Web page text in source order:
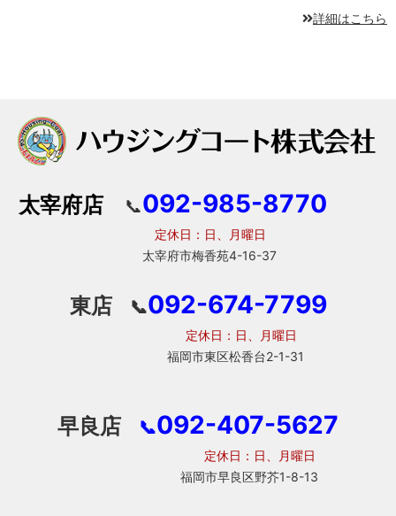
詳細はこちら
太宰府店 📞092-985-8770
定休日：日、月曜日
太宰府市梅香苑4-16-37
東店 📞092-674-7799
定休日：日、月曜日
福岡市東区松香台2-1-31
早良店 📞092-407-5627
定休日：日、月曜日
福岡市早良区野芥1-8-13